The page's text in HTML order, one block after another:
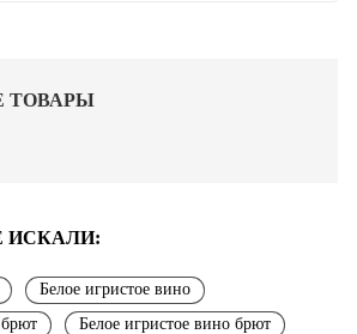
ТОВАРЫ
ИСКАЛИ:
Белое игристое вино
Белое игристое вино брют